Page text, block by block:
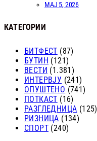
МАЈ 5, 2026
КАТЕГОРИИ
БИТФЕСТ (87)
БУТИН (121)
ВЕСТИ (1.381)
ИНТЕРВЈУ (241)
ОПУШТЕНО (741)
ПОТКАСТ (16)
РАЗГЛЕДНИЦА (125)
РИЗНИЦА (134)
СПОРТ (240)